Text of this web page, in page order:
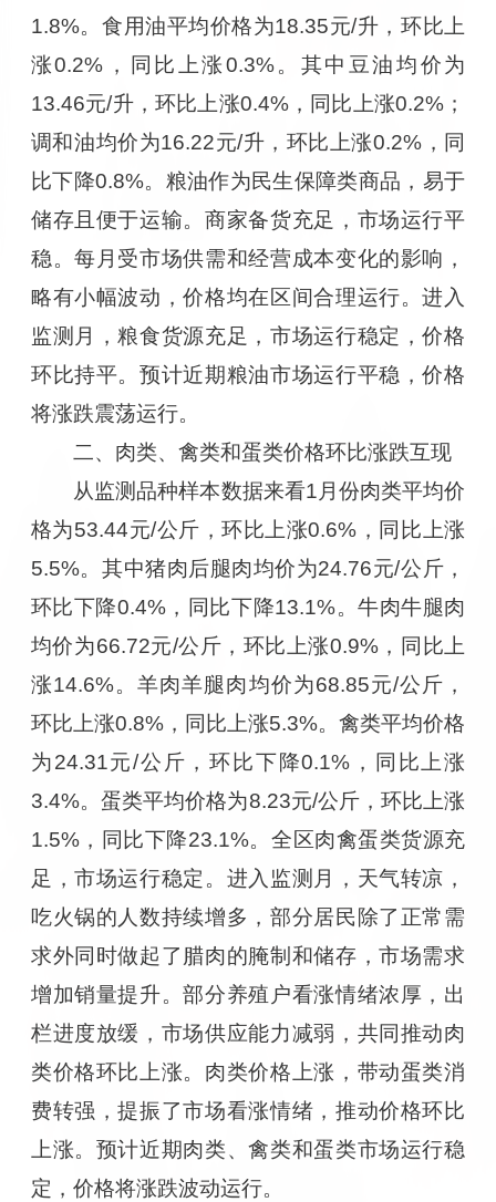
1.8%。食用油平均价格为18.35元/升，环比上
涨0.2%，同比上涨0.3%。其中豆油均价为
13.46元/升，环比上涨0.4%，同比上涨0.2%；
调和油均价为16.22元/升，环比上涨0.2%，同
比下降0.8%。粮油作为民生保障类商品，易于
储存且便于运输。商家备货充足，市场运行平
稳。每月受市场供需和经营成本变化的影响，
略有小幅波动，价格均在区间合理运行。进入
监测月，粮食货源充足，市场运行稳定，价格
环比持平。预计近期粮油市场运行平稳，价格
将涨跌震荡运行。
二、肉类、禽类和蛋类价格环比涨跌互现
从监测品种样本数据来看1月份肉类平均价
格为53.44元/公斤，环比上涨0.6%，同比上涨
5.5%。其中猪肉后腿肉均价为24.76元/公斤，
环比下降0.4%，同比下降13.1%。牛肉牛腿肉
均价为66.72元/公斤，环比上涨0.9%，同比上
涨14.6%。羊肉羊腿肉均价为68.85元/公斤，
环比上涨0.8%，同比上涨5.3%。禽类平均价格
为24.31元/公斤，环比下降0.1%，同比上涨
3.4%。蛋类平均价格为8.23元/公斤，环比上涨
1.5%，同比下降23.1%。全区肉禽蛋类货源充
足，市场运行稳定。进入监测月，天气转凉，
吃火锅的人数持续增多，部分居民除了正常需
求外同时做起了腊肉的腌制和储存，市场需求
增加销量提升。部分养殖户看涨情绪浓厚，出
栏进度放缓，市场供应能力减弱，共同推动肉
类价格环比上涨。肉类价格上涨，带动蛋类消
费转强，提振了市场看涨情绪，推动价格环比
上涨。预计近期肉类、禽类和蛋类市场运行稳
定，价格将涨跌波动运行。